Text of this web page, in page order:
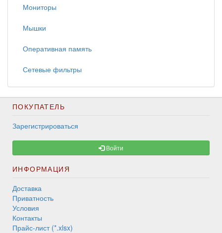
Мониторы
Мышки
Оперативная память
Сетевые фильтры
ПОКУПАТЕЛЬ
Зарегистрироваться
Войти
ИНФОРМАЦИЯ
Доставка
Приватность
Условия
Контакты
Прайс-лист (*.xlsx)